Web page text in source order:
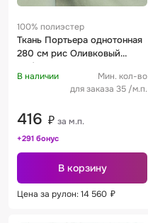
100% полиэстер
Ткань Портьера однотонная
280 см рис Оливковый
115/280
В наличии
Мин. кол-во
для заказа 35 /м.п.
416 ₽ за м.п.
+291 бонус
В корзину
Цена за рулон: 14 560 ₽